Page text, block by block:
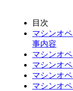
目次
マシンオ
事内容
マシンオ
マシンオ
マシンオ
マシンオ